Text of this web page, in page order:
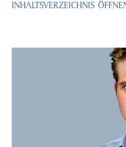
INHALTSVERZEICHNIS